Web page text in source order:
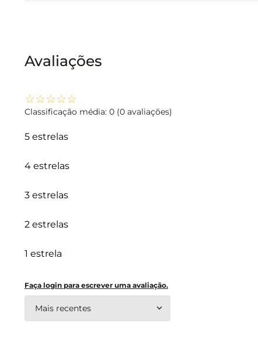
Avaliações
☆☆☆☆☆
Classificação média: 0 (0 avaliações)
5 estrelas
4 estrelas
3 estrelas
2 estrelas
1 estrela
Faça login para escrever uma avaliação.
Mais recentes